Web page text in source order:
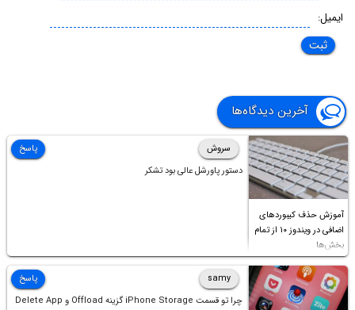
ایمیل:
آخرین دیدگاه‌ها
آموزش حذف کیبوردهای
اضافی در ویندوز ۱۰ از تمام
بخش‌ها
سروش
دستور پاورشل عالی بود تشکر
پاسخ
samy
چرا تو قسمت iPhone Storage گزینه Offload و Delete App
پاسخ